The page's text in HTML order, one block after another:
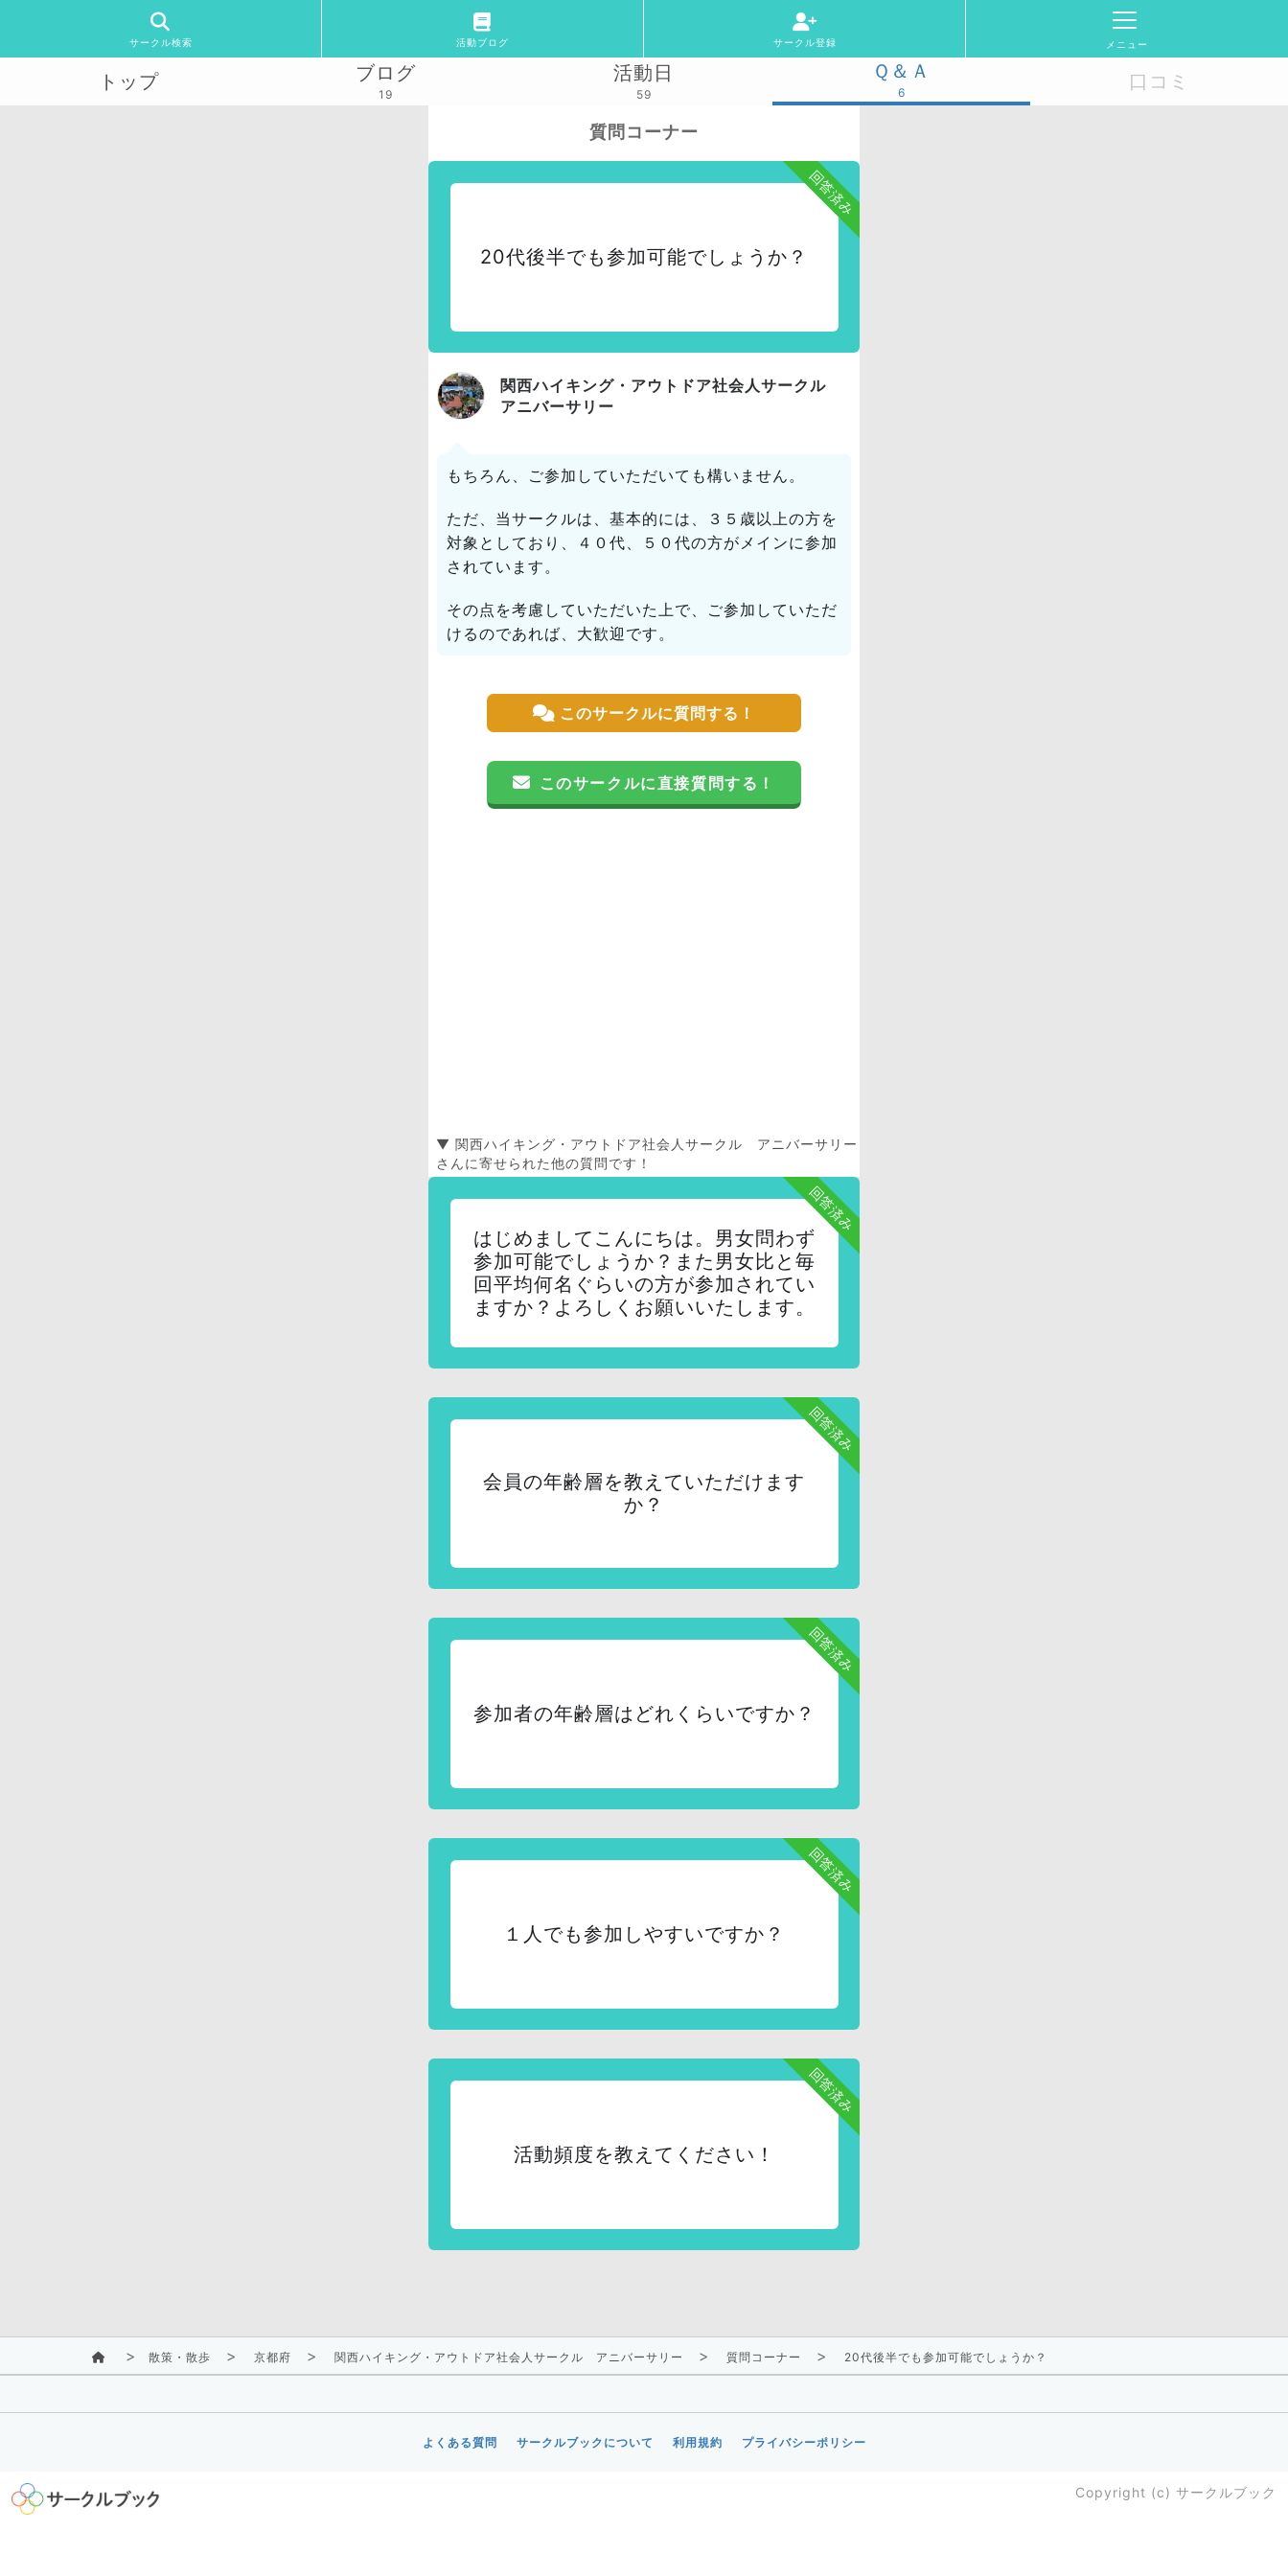
サークル検索 活動ブログ サークル登録 メニュー
トップ ブログ
19
活動日
59
Ｑ＆Ａ
6 口コミ
質問コーナー
回答済み
20代後半でも参加可能でしょうか？
関西ハイキング・アウトドア社会人サークル
アニバーサリー
もちろん、ご参加していただいても構いません。
ただ、当サークルは、基本的には、３５歳以上の方を
対象としており、４０代、５０代の方がメインに参加
されています。
その点を考慮していただいた上で、ご参加していただ
けるのであれば、大歓迎です。
このサークルに質問する！
このサークルに直接質問する！
▼ 関西ハイキング・アウトドア社会人サークル アニバーサリー
さんに寄せられた他の質問です！
回答済み
はじめましてこんにちは。男女問わず
参加可能でしょうか？また男女比と毎
回平均何名ぐらいの方が参加されてい
ますか？よろしくお願いいたします。
回答済み
会員の年齢層を教えていただけます
か？
回答済み
参加者の年齢層はどれくらいですか？
回答済み
１人でも参加しやすいですか？
回答済み
活動頻度を教えてください！
散策・散歩 京都府 関西ハイキング・アウトドア社会人サークル アニバーサリー 質問コーナー 20代後半でも参加可能でしょうか？
よくある質問 サークルブックについて 利用規約 プライバシーポリシー
Copyright (c) サークルブック